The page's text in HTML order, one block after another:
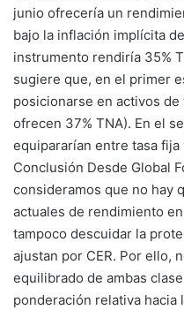
junio ofrecería un
bajo la inflación implícita
instrumento rendiría 35%
sugiere que, en el primer
posicionarse en activos
ofrecen 37% TNA). En el
equipararían entre tasa
Conclusión Desde Global
consideramos que no hay
actuales de rendimiento
tampoco descuidar la
ajustan por CER. Por ello,
equilibrado de ambas
ponderación relativa